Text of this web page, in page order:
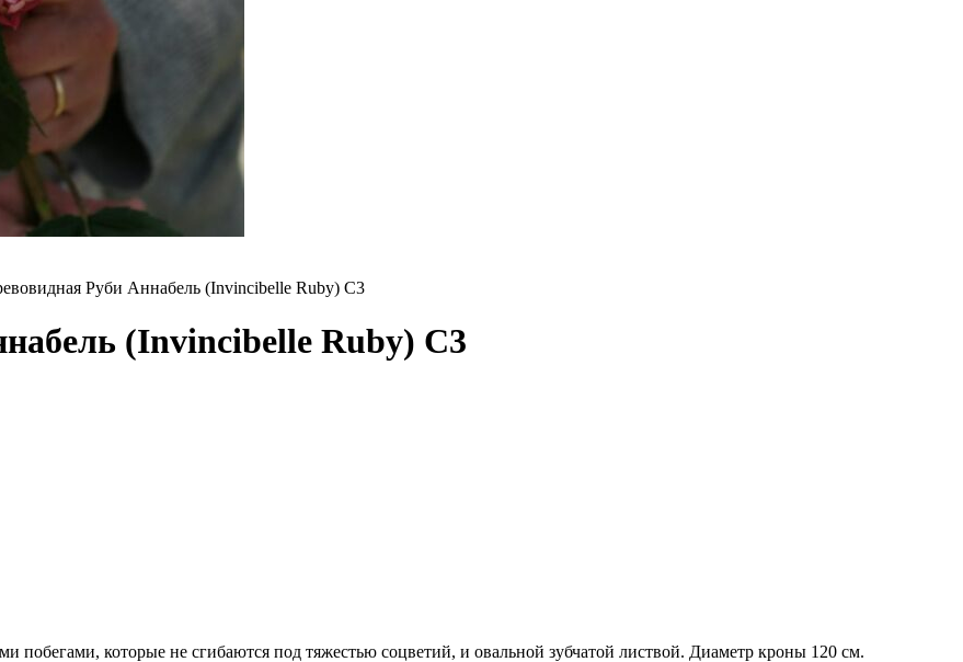
Руби Аннабель (Invincibelle Ruby) С3
(Invincibelle Ruby) С3
которые не сгибаются под тяжестью соцветий, и овальной зубчатой листвой. Диаметр кроны 120 см.